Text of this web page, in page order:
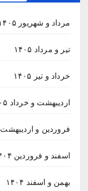
مرداد و شهریور ۱۴۰۵
تیر و مرداد ۱۴۰۵
خرداد و تیر ۱۴۰۵
اردیبهشت و خرداد ۱۴۰۵
فروردین و اردیبهشت ۱۴۰۵
اسفند و فروردین ۱۴۰۴
بهمن و اسفند ۱۴۰۴